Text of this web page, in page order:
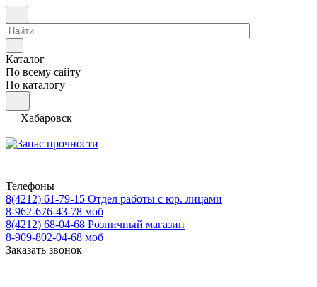
Каталог
По всему сайту
По каталогу
Хабаровск
Телефоны
8(4212) 61-79-15 Отдел работы с юр. лицами
8-962-676-43-78 моб
8(4212) 68-04-68 Розничный магазин
8-909-802-04-68 моб
Заказать звонок